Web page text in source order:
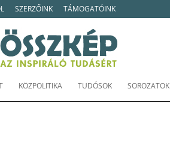
SZERZŐINK TÁMOGATÓINK
KÖZPOLITIKA TUDÓSOK SOROZATOK